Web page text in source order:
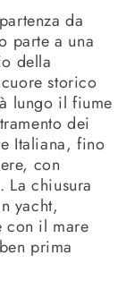
da
parte a una
della
storico
lungo il fiume
dei
Italiana, fino
con
La chiusura
yacht,
con il mare
prima